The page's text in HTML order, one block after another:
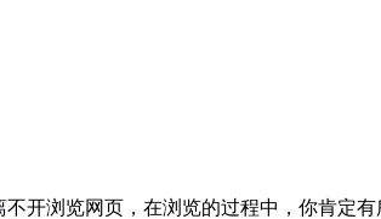
开浏览网页，在浏览的过程中，你肯定